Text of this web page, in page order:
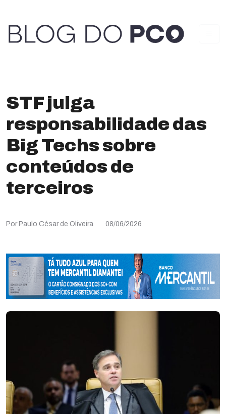
STF julga
responsabilidade das
Big Techs sobre
conteúdos de
terceiros
Por Paulo César de Oliveira 08/06/2026